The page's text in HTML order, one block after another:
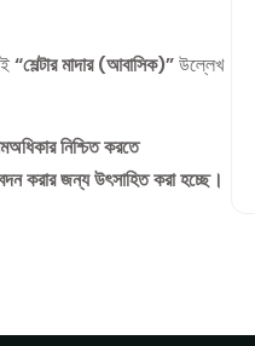
“শেল্টার মাদার (আবাসিক)”উল্লেখ
নিশ্চিত করতে
করার জন্য উৎসাহিত করা হচ্ছে।